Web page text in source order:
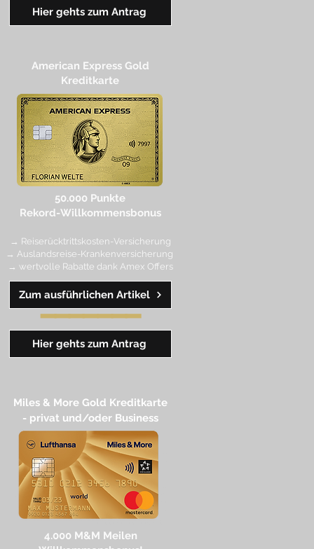
Hier gehts zum Antrag
American Express Gold
Kreditkarte
50.000 Punkte
Rekord-Willkommensbonus
→ Reiserücktrittskosten-Versicherung
→ Auslandsreise-Krankenversicherung
→ wertvolle Rabatte dank Amex Offers
━━━━━━━
Zum ausführlichen Artikel
Hier gehts zum Antrag
Miles & More Gold Kreditkarte​
- privat und/oder Business
4.000 M&M Meilen